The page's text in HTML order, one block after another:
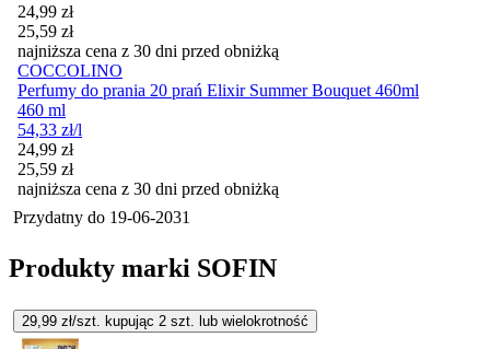
Cena promocyjna
24,99 zł
25,59 zł
najniższa cena z 30 dni przed obniżką
COCCOLINO
Perfumy do prania 20 prań Elixir Summer Bouquet 460ml
460 ml
54,33 zł/l
Cena promocyjna
24,99 zł
25,59 zł
najniższa cena z 30 dni przed obniżką
Przydatny do 19-06-2031
Produkty marki SOFIN
29,99 zł/szt. kupując 2 szt. lub wielokrotność